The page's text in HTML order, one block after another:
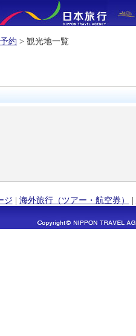
約 > 観光地一覧
ジ | 海外旅行（ツアー・航空券） |